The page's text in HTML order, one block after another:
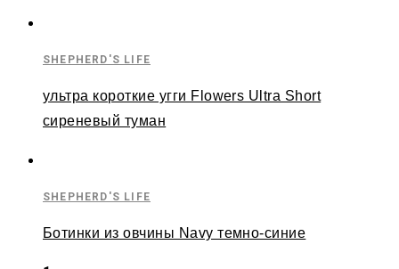
SHEPHERD'S LIFE
ультра короткие угги Flowers Ultra Short
сиреневый туман
SHEPHERD'S LIFE
Ботинки из овчины Navy темно-синие